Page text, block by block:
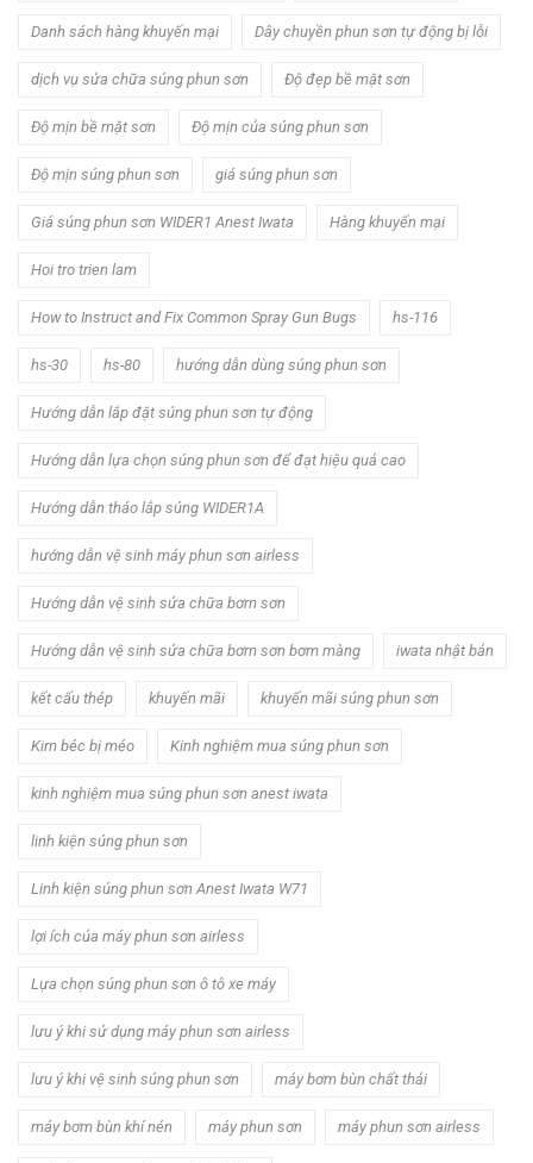
Danh sách hàng khuyến mại Dây chuyền phun sơn tự động bị lỗi
dịch vụ sửa chữa súng phun sơn Độ đẹp bề mặt sơn
Độ mịn bề mặt sơn Độ mịn của súng phun sơn
Độ mịn súng phun sơn giá súng phun sơn
Giá súng phun sơn WIDER1 Anest Iwata Hàng khuyến mại
Hoi tro trien lam
How to Instruct and Fix Common Spray Gun Bugs hs-116
hs-30 hs-80 hướng dẫn dùng súng phun sơn
Hướng dẫn lắp đặt súng phun sơn tự động
Hướng dẫn lựa chọn súng phun sơn để đạt hiệu quả cao
Hướng dẫn tháo lắp súng WIDER1A
hướng dẫn vệ sinh máy phun sơn airless
Hướng dẫn vệ sinh sửa chữa bơm sơn
Hướng dẫn vệ sinh sửa chữa bơm sơn bơm màng iwata nhật bản
kết cấu thép khuyến mãi khuyến mãi súng phun sơn
Kim béc bị méo Kinh nghiệm mua súng phun sơn
kinh nghiệm mua súng phun sơn anest iwata
linh kiện súng phun sơn
Linh kiện súng phun sơn Anest Iwata W71
lợi ích của máy phun sơn airless
Lựa chọn súng phun sơn ô tô xe máy
lưu ý khi sử dụng máy phun sơn airless
lưu ý khi vệ sinh súng phun sơn máy bơm bùn chất thải
máy bơm bùn khí nén máy phun sơn máy phun sơn airless